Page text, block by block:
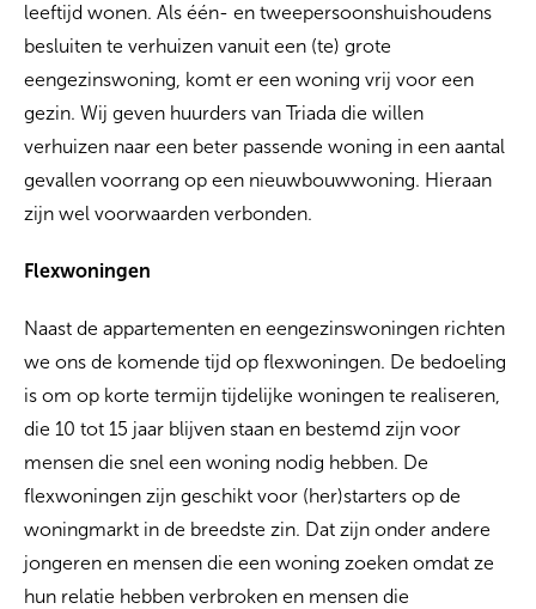
leeftijd wonen. Als één- en tweepersoonshuishoudens
besluiten te verhuizen vanuit een (te) grote
eengezinswoning, komt er een woning vrij voor een
gezin. Wij geven huurders van Triada die willen
verhuizen naar een beter passende woning in een aantal
gevallen voorrang op een nieuwbouwwoning. Hieraan
zijn wel voorwaarden verbonden.
Flexwoningen
Naast de appartementen en eengezinswoningen richten
we ons de komende tijd op flexwoningen. De bedoeling
is om op korte termijn tijdelijke woningen te realiseren,
die 10 tot 15 jaar blijven staan en bestemd zijn voor
mensen die snel een woning nodig hebben. De
flexwoningen zijn geschikt voor (her)starters op de
woningmarkt in de breedste zin. Dat zijn onder andere
jongeren en mensen die een woning zoeken omdat ze
hun relatie hebben verbroken en mensen die